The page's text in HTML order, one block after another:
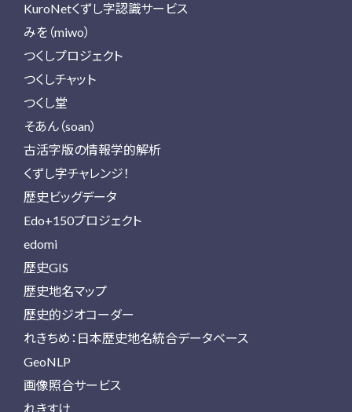
KuroNetくずし字認識サービス
みを（miwo）
つくしプロジェクト
つくしチャット
つくし堂
そあん（soan）
古活字版の情報学的解析
くずし字チャレンジ！
歴史ビッグデータ
Edo+150プロジェクト
edomi
歴史GIS
歴史地名マップ
歴史的ジオコーダー
れきちめ：日本歴史地名統合データベース
GeoNLP
画像照合サービス
れきすけ